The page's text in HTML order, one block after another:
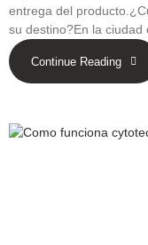
entrega del
su destino?En la
Continue Reading